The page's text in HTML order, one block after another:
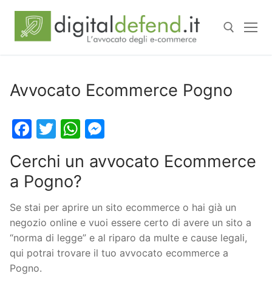
Avvocato Ecommerce Pogno
Facebook
TwitterWhatsApp
Cerchi un avvocato Ecommerce
a Pogno?
Se stai per aprire un sito ecommerce o hai già un
negozio online e vuoi essere certo di avere un sito a
“norma di legge” e al riparo da multe e cause legali,
qui potrai trovare il tuo avvocato ecommerce a
Pogno.